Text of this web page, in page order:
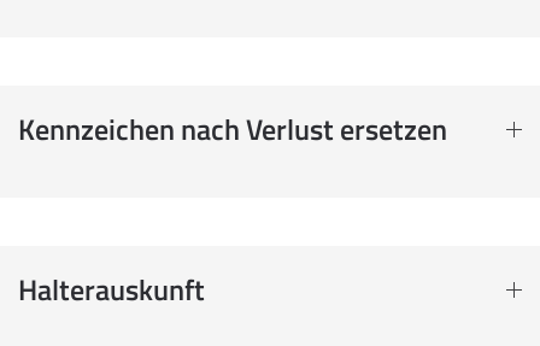
Kennzeichen nach Verlust ersetzen
Halterauskunft